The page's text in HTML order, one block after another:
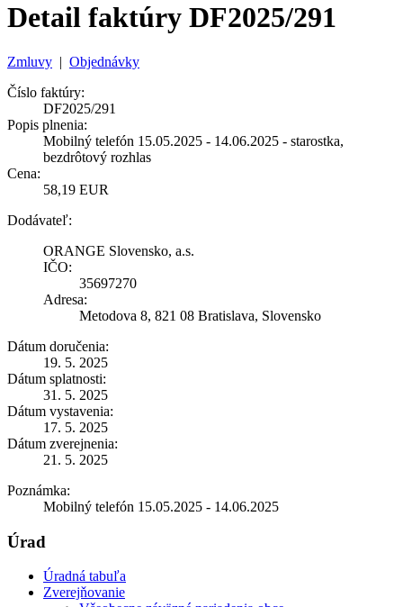
Detail faktúry DF2025/291
Zmluvy | Objednávky
Číslo faktúry:
DF2025/291
Popis plnenia:
Mobilný telefón 15.05.2025 - 14.06.2025 - starostka,
bezdrôtový rozhlas
Cena:
58,19 EUR
Dodávateľ:
ORANGE Slovensko, a.s.
IČO:
35697270
Adresa:
Metodova 8, 821 08 Bratislava, Slovensko
Dátum doručenia:
19. 5. 2025
Dátum splatnosti:
31. 5. 2025
Dátum vystavenia:
17. 5. 2025
Dátum zverejnenia:
21. 5. 2025
Poznámka:
Mobilný telefón 15.05.2025 - 14.06.2025
Úrad
Úradná tabuľa
Zverejňovanie